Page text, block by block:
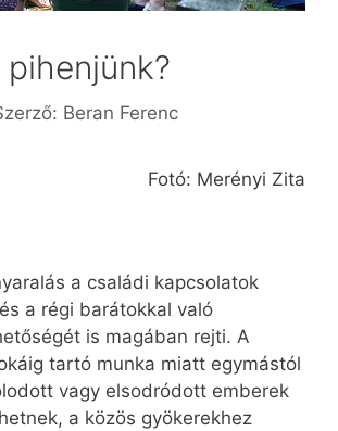
pihenjünk?
Beran Ferenc
Fotó: Merényi Zita
a családi kapcsolatok
a régi barátokkal való
is magában rejti. A
tartó munka miatt egymástól
vagy elsodródott emberek
a közös gyökerekhez